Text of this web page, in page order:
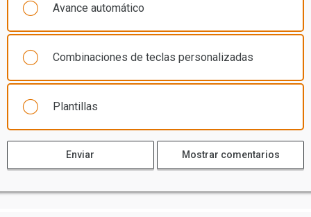
Avance automático
Combinaciones de teclas personalizadas
Plantillas
Enviar Mostrar comentarios